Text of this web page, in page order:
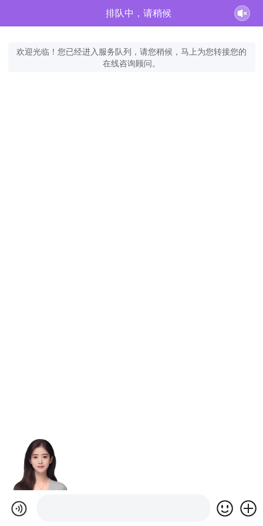
排队中，请稍候
欢迎光临！您已经进入服务队列，请您稍候，马上为您转接您的
在线咨询顾问。